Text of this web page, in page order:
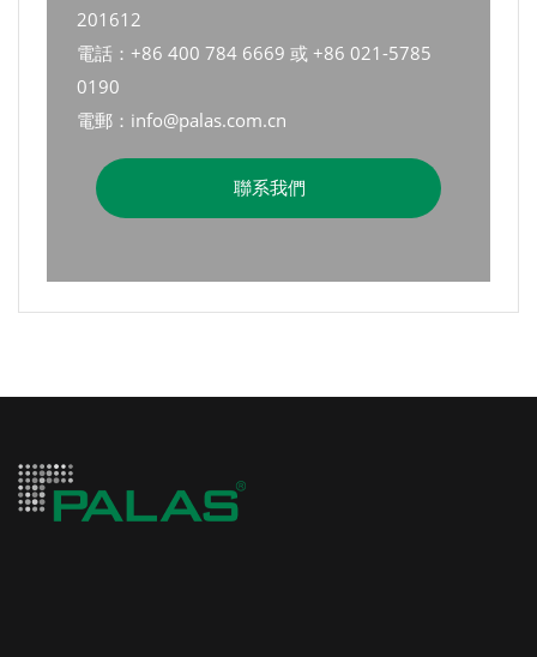
201612
電話：+86 400 784 6669 或 +86 021-5785
0190
電郵：info@palas.com.cn
聯系我們